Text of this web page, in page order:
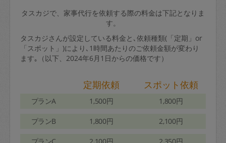
タスカジで、家事代行を依頼する際の料金は下記となりま
す。
タスカジさんが設定している料金と､依頼種類(「定期」or
「スポット」)により､1時間あたりのご依頼金額が変わり
ます｡（以下、2024年6月1日からの価格です）
定期依頼 スポット依頼
プランA 1,500円 1,800円
プランB 1,800円 2,100円